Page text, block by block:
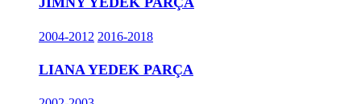
2004-2012 2016-2018
LIANA YEDEK PARÇA